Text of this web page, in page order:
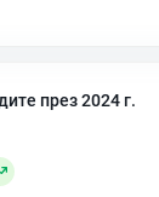
през 2024 г.